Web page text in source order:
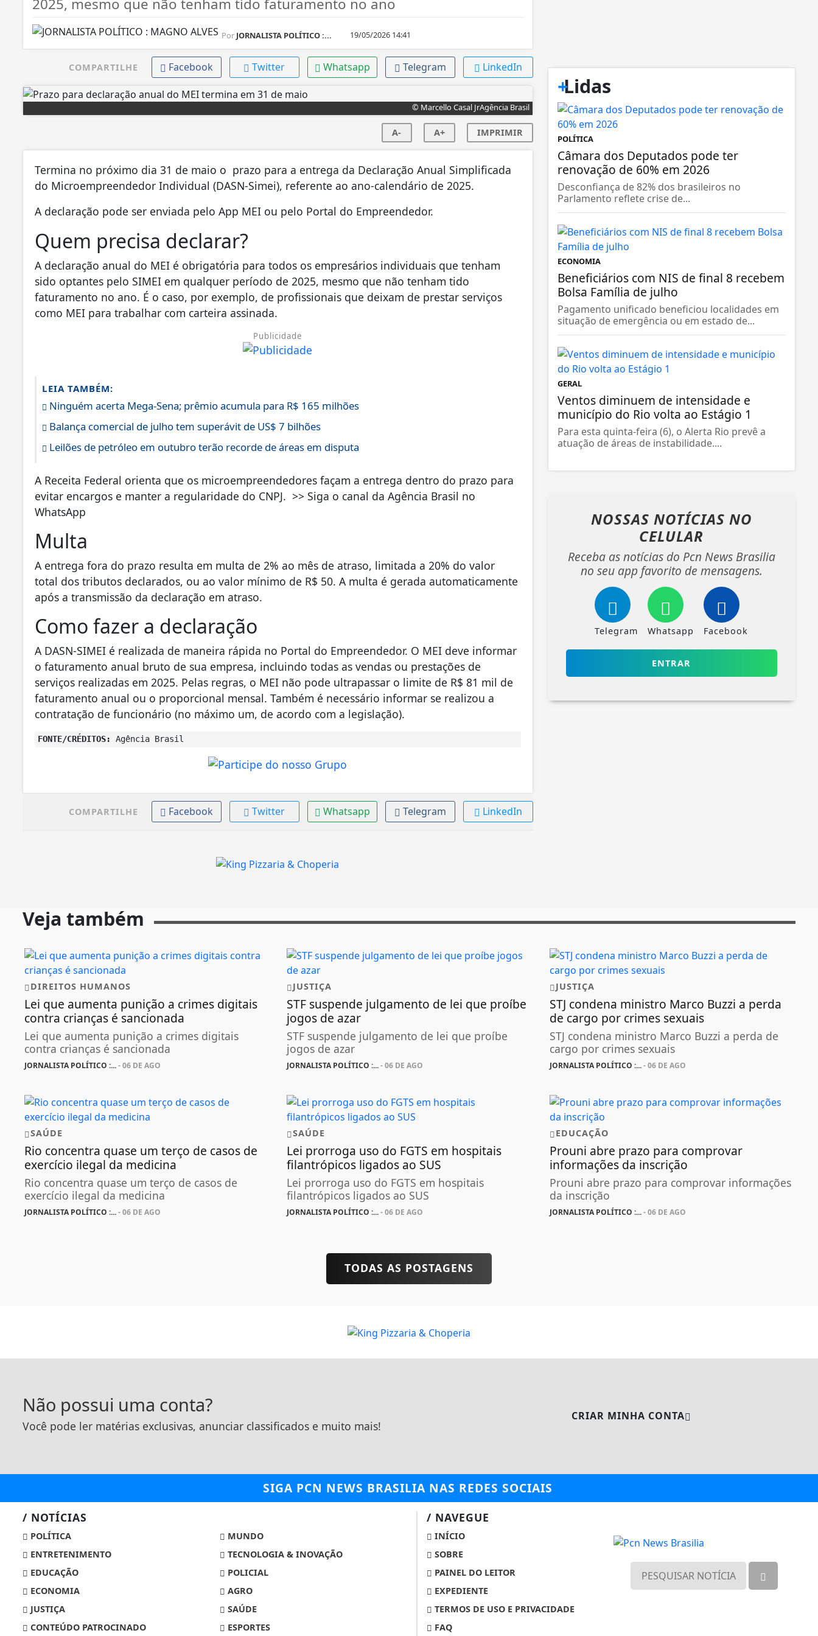
2025, mesmo que não tenham tido faturamento no ano
Por JORNALISTA POLÍTICO :... 19/05/2026 14:41
COMPARTILHE Facebook Twitter Whatsapp Telegram LinkedIn
© Marcello Casal JrAgência Brasil
A- A+ IMPRIMIR
Termina no próximo dia 31 de maio o prazo para a entrega da Declaração Anual Simplificada
do Microempreendedor Individual (DASN-Simei), referente ao ano-calendário de 2025.
A declaração pode ser enviada pelo App MEI ou pelo Portal do Empreendedor.
Quem precisa declarar?
A declaração anual do MEI é obrigatória para todos os empresários individuais que tenham
sido optantes pelo SIMEI em qualquer período de 2025, mesmo que não tenham tido
faturamento no ano. É o caso, por exemplo, de profissionais que deixam de prestar serviços
como MEI para trabalhar com carteira assinada.
Publicidade
LEIA TAMBÉM:
Ninguém acerta Mega-Sena; prêmio acumula para R$ 165 milhões
Balança comercial de julho tem superávit de US$ 7 bilhões
Leilões de petróleo em outubro terão recorde de áreas em disputa
A Receita Federal orienta que os microempreendedores façam a entrega dentro do prazo para
evitar encargos e manter a regularidade do CNPJ. >> Siga o canal da Agência Brasil no
WhatsApp
Multa
A entrega fora do prazo resulta em multa de 2% ao mês de atraso, limitada a 20% do valor
total dos tributos declarados, ou ao valor mínimo de R$ 50. A multa é gerada automaticamente
após a transmissão da declaração em atraso.
Como fazer a declaração
A DASN-SIMEI é realizada de maneira rápida no Portal do Empreendedor. O MEI deve informar
o faturamento anual bruto de sua empresa, incluindo todas as vendas ou prestações de
serviços realizadas em 2025. Pelas regras, o MEI não pode ultrapassar o limite de R$ 81 mil de
faturamento anual ou o proporcional mensal. Também é necessário informar se realizou a
contratação de funcionário (no máximo um, de acordo com a legislação).
FONTE/CRÉDITOS: Agência Brasil
COMPARTILHE Facebook Twitter Whatsapp Telegram LinkedIn
+
Lidas
POLÍTICA
Câmara dos Deputados pode ter
renovação de 60% em 2026
Desconfiança de 82% dos brasileiros no
Parlamento reflete crise de...
ECONOMIA
Beneficiários com NIS de final 8 recebem
Bolsa Família de julho
Pagamento unificado beneficiou localidades em
situação de emergência ou em estado de...
GERAL
Ventos diminuem de intensidade e
município do Rio volta ao Estágio 1
Para esta quinta-feira (6), o Alerta Rio prevê a
atuação de áreas de instabilidade....
NOSSAS NOTÍCIAS NO
CELULAR
Receba as notícias do Pcn News Brasilia
no seu app favorito de mensagens.
Telegram Whatsapp Facebook
ENTRAR
Veja também
DIREITOS HUMANOS
Lei que aumenta punição a crimes digitais
contra crianças é sancionada
Lei que aumenta punição a crimes digitais
contra crianças é sancionada
JORNALISTA POLÍTICO :...- 06 DE AGO
JUSTIÇA
STF suspende julgamento de lei que proíbe
jogos de azar
STF suspende julgamento de lei que proíbe
jogos de azar
JORNALISTA POLÍTICO :...- 06 DE AGO
JUSTIÇA
STJ condena ministro Marco Buzzi a perda
de cargo por crimes sexuais
STJ condena ministro Marco Buzzi a perda de
cargo por crimes sexuais
JORNALISTA POLÍTICO :...- 06 DE AGO
SAÚDE
Rio concentra quase um terço de casos de
exercício ilegal da medicina
Rio concentra quase um terço de casos de
exercício ilegal da medicina
JORNALISTA POLÍTICO :...- 06 DE AGO
SAÚDE
Lei prorroga uso do FGTS em hospitais
filantrópicos ligados ao SUS
Lei prorroga uso do FGTS em hospitais
filantrópicos ligados ao SUS
JORNALISTA POLÍTICO :...- 06 DE AGO
EDUCAÇÃO
Prouni abre prazo para comprovar
informações da inscrição
Prouni abre prazo para comprovar informações
da inscrição
JORNALISTA POLÍTICO :...- 06 DE AGO
TODAS AS POSTAGENS
Não possui uma conta?
Você pode ler matérias exclusivas, anunciar classificados e muito mais!
CRIAR MINHA CONTA
SIGA PCN NEWS BRASILIA NAS REDES SOCIAIS
/ NOTÍCIAS
POLÍTICA
MUNDO
ENTRETENIMENTO
TECNOLOGIA & INOVAÇÃO
EDUCAÇÃO
POLICIAL
ECONOMIA
AGRO
JUSTIÇA
SAÚDE
CONTEÚDO PATROCINADO
ESPORTES
/ NAVEGUE
INÍCIO
SOBRE
PAINEL DO LEITOR
EXPEDIENTE
TERMOS DE USO E PRIVACIDADE
FAQ